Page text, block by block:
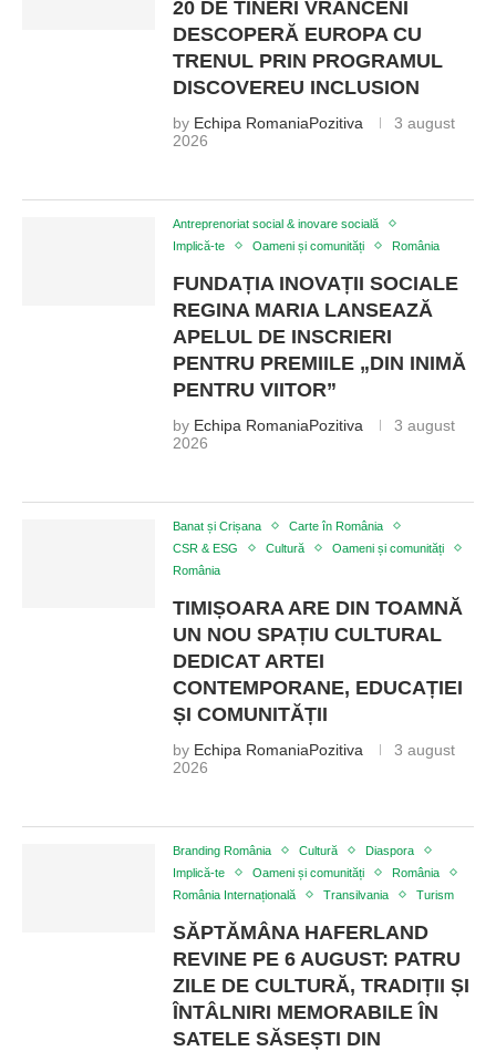
20 DE TINERI VRÂNCENI
DESCOPERĂ EUROPA CU
TRENUL PRIN PROGRAMUL
DISCOVEREU INCLUSION
by Echipa RomaniaPozitiva
3 august
2026
Antreprenoriat social & inovare socială
Implică-te
Oameni și comunități România
FUNDAȚIA INOVAȚII SOCIALE
REGINA MARIA LANSEAZĂ
APELUL DE INSCRIERI
PENTRU PREMIILE „DIN INIMĂ
PENTRU VIITOR”
by Echipa RomaniaPozitiva
3 august
2026
Banat și Crișana
Carte în România
CSR & ESG
Cultură
Oameni și comunități
România
TIMIȘOARA ARE DIN TOAMNĂ
UN NOU SPAȚIU CULTURAL
DEDICAT ARTEI
CONTEMPORANE, EDUCAȚIEI
ȘI COMUNITĂȚII
by Echipa RomaniaPozitiva
3 august
2026
Branding România Cultură
Diaspora
Implică-te
Oameni și comunități
România
România Internațională
Transilvania Turism
SĂPTĂMÂNA HAFERLAND
REVINE PE 6 AUGUST: PATRU
ZILE DE CULTURĂ, TRADIȚII ȘI
ÎNTÂLNIRI MEMORABILE ÎN
SATELE SĂSEȘTI DIN